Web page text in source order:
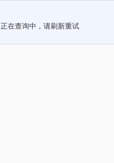
正在查询中，请刷新重试